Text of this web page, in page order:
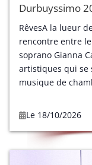
Durbuyssimo
RêvesA la lueur
rencontre entre
soprano Gianna
artistiques qui se
musique de
Le 18/10/2026